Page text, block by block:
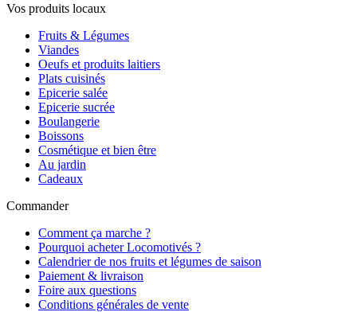
Vos produits locaux
Fruits & Légumes
Viandes
Oeufs et produits laitiers
Plats cuisinés
Epicerie salée
Epicerie sucrée
Boulangerie
Boissons
Cosmétique et bien être
Au jardin
Cadeaux
Commander
Comment ça marche ?
Pourquoi acheter Locomotivés ?
Calendrier de nos fruits et légumes de saison
Paiement & livraison
Foire aux questions
Conditions générales de vente